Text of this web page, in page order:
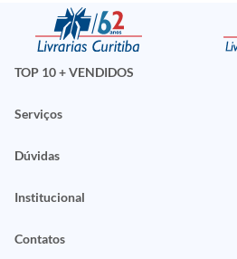
TOP 10 + VENDIDOS
Serviços
Dúvidas
Institucional
Contatos